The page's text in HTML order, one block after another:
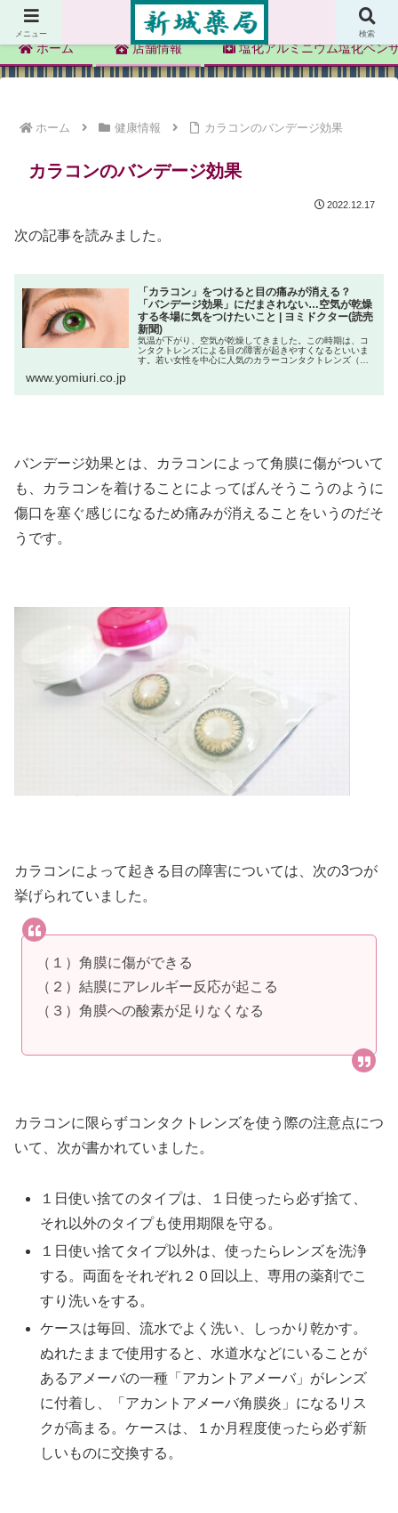
新城薬局
ホーム 店舗情報 塩化アルミニウム塩化ベン
ホーム 健康情報 カラコンのバンデージ効果
カラコンのバンデージ効果
2022.12.17
次の記事を読みました。
「カラコン」をつけると目の痛みが消える？
「バンデージ効果」にだまされない…空気が乾燥
する冬場に気をつけたいこと | ヨミドクター(読売
新聞)
気温が下がり、空気が乾燥してきました。この時期は、コ
ンタクトレンズによる目の障害が起きやすくなるといいま
す。若い女性を中心に人気のカラーコンタクトレンズ（カ
www.yomiuri.co.jp
バンデージ効果とは、カラコンによって角膜に傷がついて
も、カラコンを着けることによってばんそうこうのように
傷口を塞ぐ感じになるため痛みが消えることをいうのだそ
うです。
カラコンによって起きる目の障害については、次の3つが
挙げられていました。
（１）角膜に傷ができる
（２）結膜にアレルギー反応が起こる
（３）角膜への酸素が足りなくなる
カラコンに限らずコンタクトレンズを使う際の注意点につ
いて、次が書かれていました。
１日使い捨てのタイプは、１日使ったら必ず捨て、
それ以外のタイプも使用期限を守る。
１日使い捨てタイプ以外は、使ったらレンズを洗浄
する。両面をそれぞれ２０回以上、専用の薬剤でこ
すり洗いをする。
ケースは毎回、流水でよく洗い、しっかり乾かす。
ぬれたままで使用すると、水道水などにいることが
あるアメーバの一種「アカントアメーバ」がレンズ
に付着し、「アカントアメーバ角膜炎」になるリス
クが高まる。ケースは、１か月程度使ったら必ず新
しいものに交換する。
メニュー 検索